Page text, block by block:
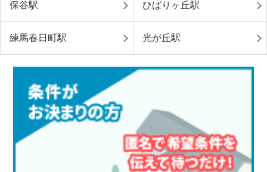
保谷駅 ひばりヶ丘駅
練馬春日町駅 光が丘駅